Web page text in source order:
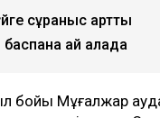
сұраныс артты
қай қалада
бойы Мұғалжар